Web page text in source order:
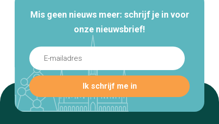
Mis geen nieuws meer: schrijf je in voor
onze nieuwsbrief!